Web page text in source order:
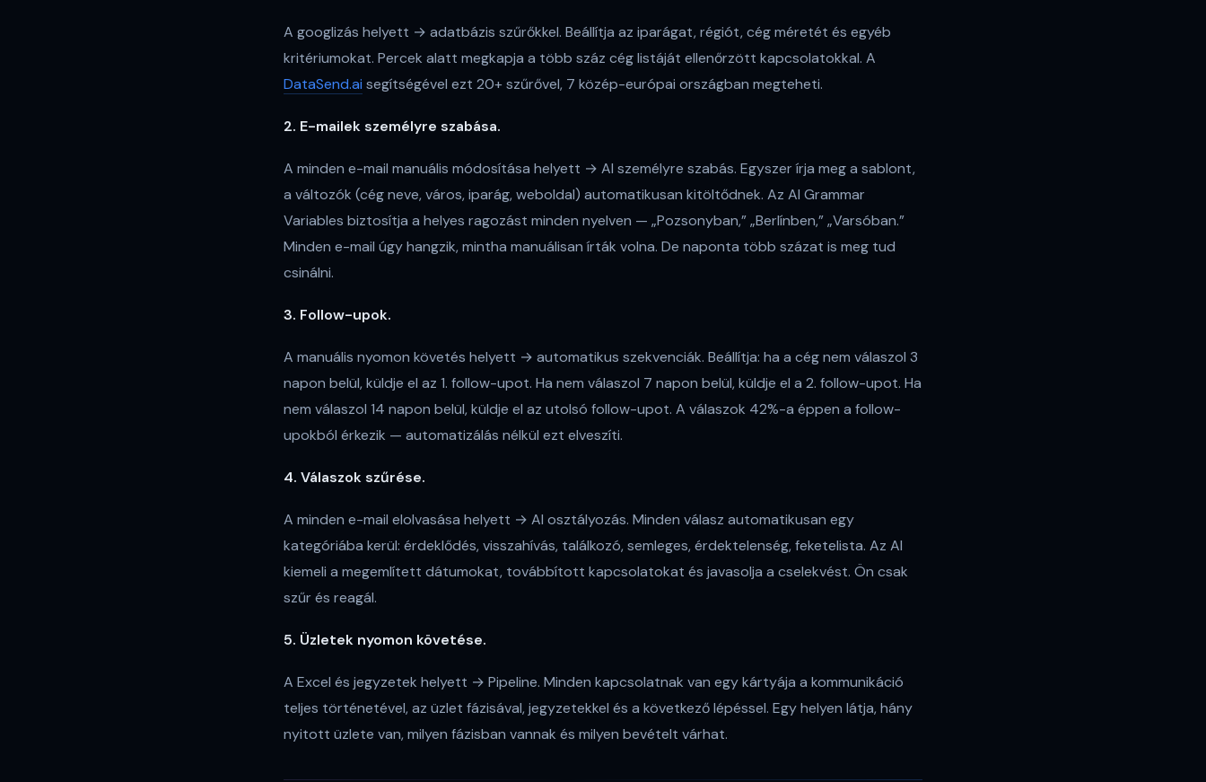
A googlizás helyett → adatbázis szűrőkkel. Beállítja az iparágat, régiót, cég méretét és egyéb
kritériumokat. Percek alatt megkapja a több száz cég listáját ellenőrzött kapcsolatokkal. A
DataSend.ai segítségével ezt 20+ szűrővel, 7 közép-európai országban megteheti.
2. E-mailek személyre szabása.
A minden e-mail manuális módosítása helyett → AI személyre szabás. Egyszer írja meg a sablont,
a változók (cég neve, város, iparág, weboldal) automatikusan kitöltődnek. Az AI Grammar
Variables biztosítja a helyes ragozást minden nyelven — „Pozsonyban,” „Berlínben,” „Varsóban.”
Minden e-mail úgy hangzik, mintha manuálisan írták volna. De naponta több százat is meg tud
csinálni.
3. Follow-upok.
A manuális nyomon követés helyett → automatikus szekvenciák. Beállítja: ha a cég nem válaszol 3
napon belül, küldje el az 1. follow-upot. Ha nem válaszol 7 napon belül, küldje el a 2. follow-upot. Ha
nem válaszol 14 napon belül, küldje el az utolsó follow-upot. A válaszok 42%-a éppen a follow-
upokból érkezik — automatizálás nélkül ezt elveszíti.
4. Válaszok szűrése.
A minden e-mail elolvasása helyett → AI osztályozás. Minden válasz automatikusan egy
kategóriába kerül: érdeklődés, visszahívás, találkozó, semleges, érdektelenség, feketelista. Az AI
kiemeli a megemlített dátumokat, továbbított kapcsolatokat és javasolja a cselekvést. Ön csak
szűr és reagál.
5. Üzletek nyomon követése.
A Excel és jegyzetek helyett → Pipeline. Minden kapcsolatnak van egy kártyája a kommunikáció
teljes történetével, az üzlet fázisával, jegyzetekkel és a következő lépéssel. Egy helyen látja, hány
nyitott üzlete van, milyen fázisban vannak és milyen bevételt várhat.